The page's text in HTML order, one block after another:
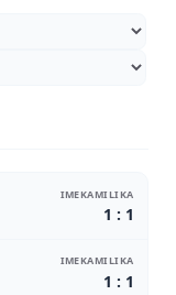
IMEKAMILIKA
1 : 1
IMEKAMILIKA
1 : 1